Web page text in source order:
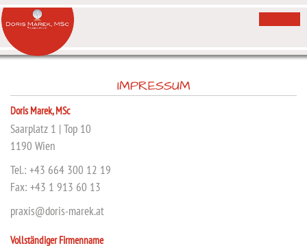
IMPRESSUM
Doris Marek, MSc
Saarplatz 1 | Top 10
1190 Wien
Tel.: +43 664 300 12 19
Fax: +43 1 913 60 13
praxis@doris-marek.at
Vollständiger Firmenname